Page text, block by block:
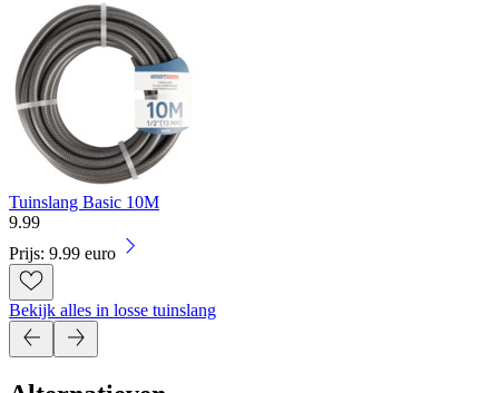
Tuinslang Basic 10M
9.99
Prijs: 9.99 euro
Bekijk alles in losse tuinslang